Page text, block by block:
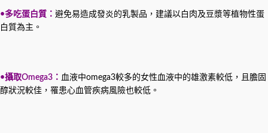
•多吃蛋白質： 避免易造成發炎的乳製品，建議以白肉及豆漿等植物性蛋
白質為主。
•攝取Omega3： 血液中omega3較多的女性血液中的雄激素較低，且膽固
醇狀況較佳，罹患心血管疾病風險也較低。